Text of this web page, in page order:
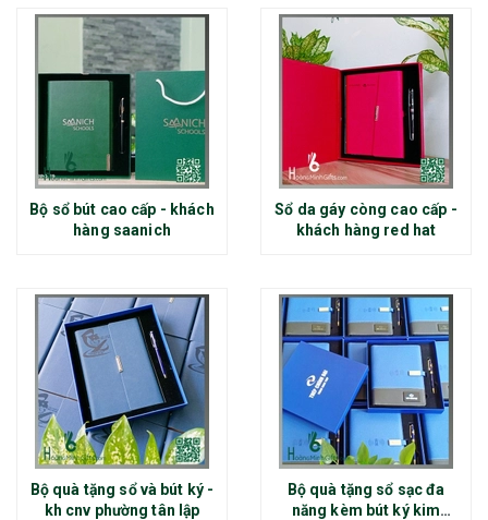
Bộ sổ bút cao cấp - khách
hàng saanich
Sổ da gáy còng cao cấp -
khách hàng red hat
Bộ quà tặng sổ và bút ký -
kh cnv phường tân lập
Bộ quà tặng sổ sạc đa
năng kèm bút ký kim